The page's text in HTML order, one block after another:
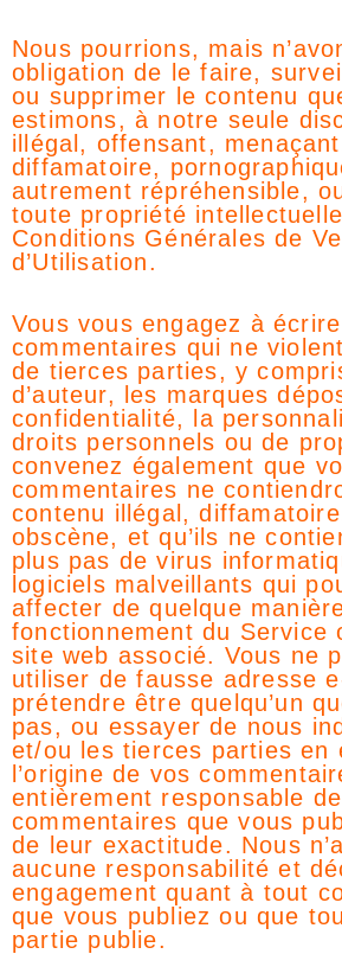
Nous pourrions, mais
obligation de le faire,
ou supprimer le contenu
estimons, à notre seule
illégal, offensant,
diffamatoire,
autrement répréhensible,
toute propriété
Conditions Générales de
d’Utilisation.
Vous vous engagez à
commentaires qui ne
de tierces parties, y
d’auteur, les marques
confidentialité, la
droits personnels ou de
convenez également que
commentaires ne
contenu illégal,
obscène, et qu’ils ne
plus pas de virus
logiciels malveillants qui
affecter de quelque
fonctionnement du Service
site web associé. Vous ne
utiliser de fausse adresse
prétendre être quelqu’un
pas, ou essayer de nous
et/ou les tierces parties en
l’origine de vos
entièrement responsable
commentaires que vous
de leur exactitude. Nous
aucune responsabilité et
engagement quant à tout
que vous publiez ou que
partie publie.